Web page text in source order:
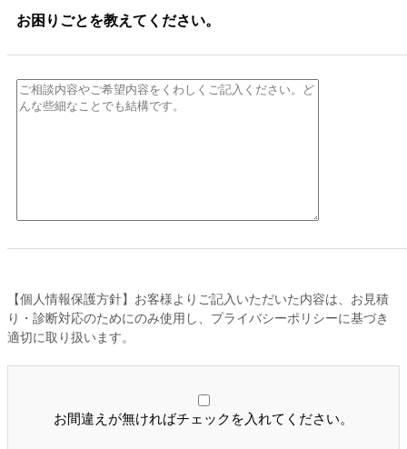
お困りごとを教えてください。
【個人情報保護方針】お客様よりご記入いただいた内容は、お見積
り・診断対応のためにのみ使用し、プライバシーポリシーに基づき
適切に取り扱います。
お間違えが無ければチェックを入れてください。